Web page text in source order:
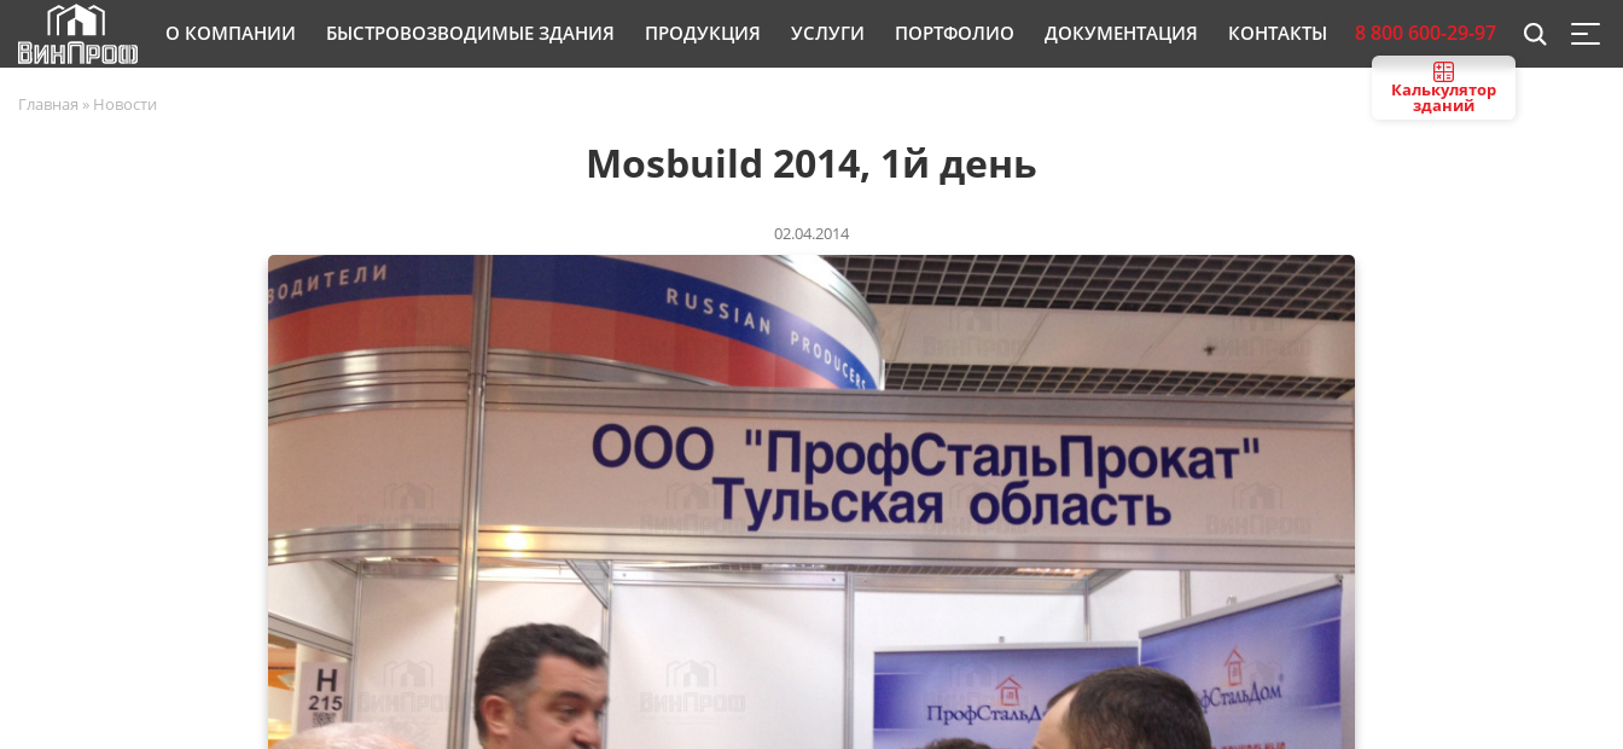
О КОМПАНИИ БЫСТРОВОЗВОДИМЫЕ ЗДАНИЯ ПРОДУКЦИЯ УСЛУГИ ПОРТФОЛИО ДОКУМЕНТАЦИЯ КОНТАКТЫ 8 800 600-29-97
Калькулятор
зданий
Главная » Новости
Mosbuild 2014, 1й день
02.04.2014